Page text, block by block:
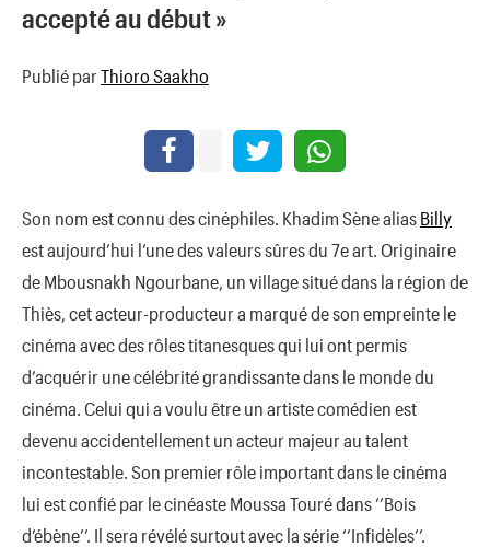
accepté au début »
Publié par Thioro Saakho
Son nom est connu des cinéphiles. Khadim Sène alias Billy
est aujourd’hui l’une des valeurs sûres du 7e art. Originaire
de Mbousnakh Ngourbane, un village situé dans la région de
Thiès, cet acteur-producteur a marqué de son empreinte le
cinéma avec des rôles titanesques qui lui ont permis
d’acquérir une célébrité grandissante dans le monde du
cinéma. Celui qui a voulu être un artiste comédien est
devenu accidentellement un acteur majeur au talent
incontestable. Son premier rôle important dans le cinéma
lui est confié par le cinéaste Moussa Touré dans ‘’Bois
d’ébène’’. Il sera révélé surtout avec la série ‘’Infidèles’’.